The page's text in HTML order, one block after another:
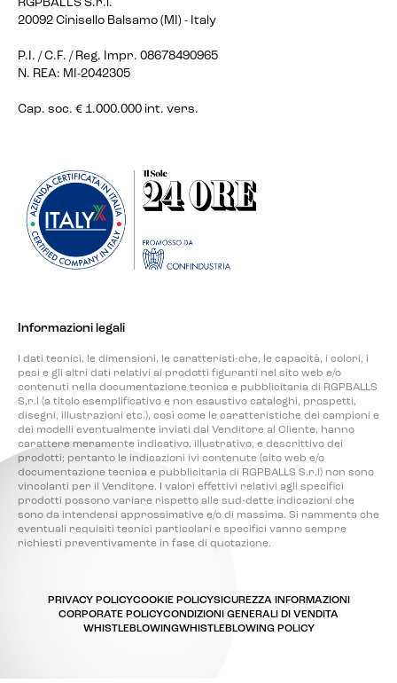
RGPBALLS S.r.l.
20092 Cinisello Balsamo (MI) - Italy
P.I. / C.F. / Reg. Impr. 08678490965
N. REA: MI-2042305
Cap. soc. € 1.000.000 int. vers.
Informazioni legali
I dati tecnici, le dimensioni, le caratteristi-che, le capacità, i colori, i
pesi e gli altri dati relativi ai prodotti figuranti nel sito web e/o
contenuti nella documentazione tecnica e pubblicitaria di RGPBALLS
S.r.l (a titolo esemplificativo e non esaustivo cataloghi, prospetti,
disegni, illustrazioni etc.), così come le caratteristiche dei campioni e
dei modelli eventualmente inviati dal Venditore al Cliente, hanno
carattere meramente indicativo, illustrativo, e descrittivo dei
prodotti; pertanto le indicazioni ivi contenute (sito web e/o
documentazione tecnica e pubblicitaria di RGPBALLS S.r.l) non sono
vincolanti per il Venditore. I valori effettivi relativi agli specifici
prodotti possono variare rispetto alle sud-dette indicazioni che
sono da intendersi approssimative e/o di massima. Si rammenta che
eventuali requisiti tecnici particolari e specifici vanno sempre
richiesti preventivamente in fase di quotazione.
PRIVACY POLICYCOOKIE POLICYSICUREZZA INFORMAZIONI
CORPORATE POLICYCONDIZIONI GENERALI DI VENDITA
WHISTLEBLOWINGWHISTLEBLOWING POLICY